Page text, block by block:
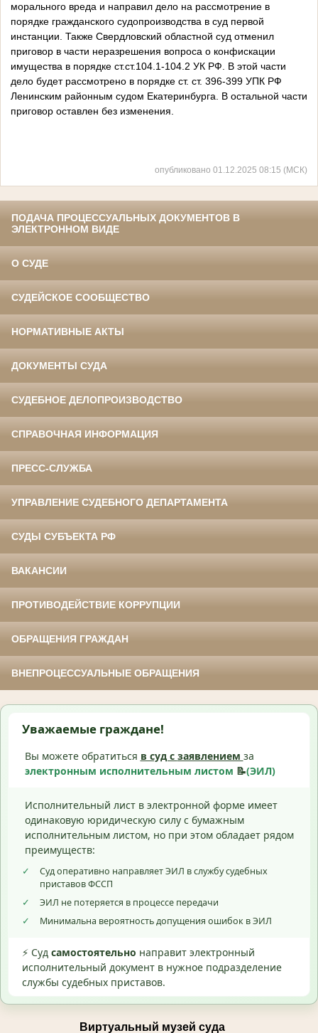
морального вреда и направил дело на рассмотрение в
порядке гражданского судопроизводства в суд первой
инстанции. Также Свердловский областной суд отменил
приговор в части неразрешения вопроса о конфискации
имущества в порядке ст.ст.104.1-104.2 УК РФ. В этой части
дело будет рассмотрено в порядке ст. ст. 396-399 УПК РФ
Ленинским районным судом Екатеринбурга. В остальной части
приговор оставлен без изменения.
опубликовано 01.12.2025 08:15 (МСК)
ПОДАЧА ПРОЦЕССУАЛЬНЫХ ДОКУМЕНТОВ В
ЭЛЕКТРОННОМ ВИДЕ
О СУДЕ
СУДЕЙСКОЕ СООБЩЕСТВО
НОРМАТИВНЫЕ АКТЫ
ДОКУМЕНТЫ СУДА
СУДЕБНОЕ ДЕЛОПРОИЗВОДСТВО
СПРАВОЧНАЯ ИНФОРМАЦИЯ
ПРЕСС-СЛУЖБА
УПРАВЛЕНИЕ СУДЕБНОГО ДЕПАРТАМЕНТА
СУДЫ СУБЪЕКТА РФ
ВАКАНСИИ
ПРОТИВОДЕЙСТВИЕ КОРРУПЦИИ
ОБРАЩЕНИЯ ГРАЖДАН
ВНЕПРОЦЕССУАЛЬНЫЕ ОБРАЩЕНИЯ
Уважаемые граждане!
Вы можете обратиться в суд с заявлением за
электронным исполнительным листом 📝(ЭИЛ)
Исполнительный лист в электронной форме имеет
одинаковую юридическую силу с бумажным
исполнительным листом, но при этом обладает рядом
преимуществ:
✓
Суд оперативно направляет ЭИЛ в службу судебных
приставов ФССП
✓
ЭИЛ не потеряется в процессе передачи
✓
Минимальна вероятность допущения ошибок в ЭИЛ
⚡ Суд самостоятельно направит электронный
исполнительный документ в нужное подразделение
службы судебных приставов.
Виртуальный музей суда